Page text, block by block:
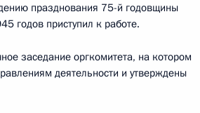
празднования 75-й годовщины
годов приступил к работе.
заседание оргкомитета, на котором
деятельности и утверждены